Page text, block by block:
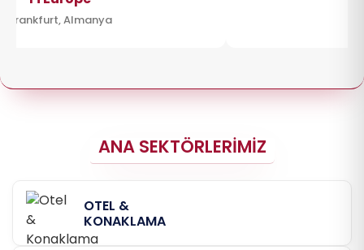
Türkiye
ANA SEKTÖRLERİMİZ
OTEL &
KONAKLAMA